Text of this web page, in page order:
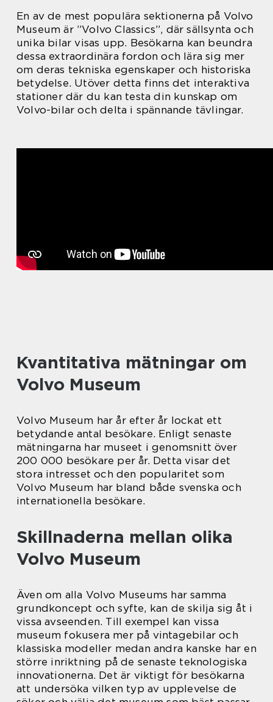
En av de mest populära sektionerna på Volvo
Museum är ”Volvo Classics”, där sällsynta och
unika bilar visas upp. Besökarna kan beundra
dessa extraordinära fordon och lära sig mer
om deras tekniska egenskaper och historiska
betydelse. Utöver detta finns det interaktiva
stationer där du kan testa din kunskap om
Volvo-bilar och delta i spännande tävlingar.
Kvantitativa mätningar om
Volvo Museum
Volvo Museum har år efter år lockat ett
betydande antal besökare. Enligt senaste
mätningarna har museet i genomsnitt över
200 000 besökare per år. Detta visar det
stora intresset och den popularitet som
Volvo Museum har bland både svenska och
internationella besökare.
Skillnaderna mellan olika
Volvo Museum
Även om alla Volvo Museums har samma
grundkoncept och syfte, kan de skilja sig åt i
vissa avseenden. Till exempel kan vissa
museum fokusera mer på vintagebilar och
klassiska modeller medan andra kanske har en
större inriktning på de senaste teknologiska
innovationerna. Det är viktigt för besökarna
att undersöka vilken typ av upplevelse de